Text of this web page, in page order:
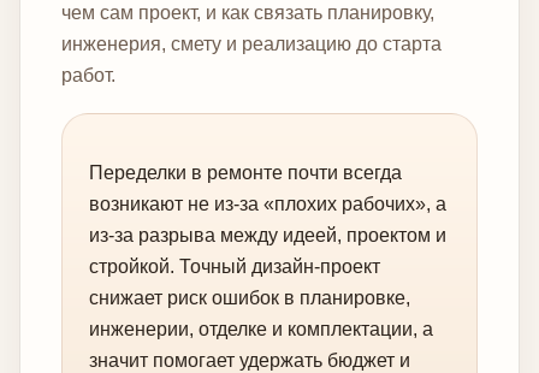
чем сам проект, и как связать планировку,
инженерия, смету и реализацию до старта
работ.
Переделки в ремонте почти всегда
возникают не из-за «плохих рабочих», а
из-за разрыва между идеей, проектом и
стройкой. Точный дизайн-проект
снижает риск ошибок в планировке,
инженерии, отделке и комплектации, а
значит помогает удержать бюджет и